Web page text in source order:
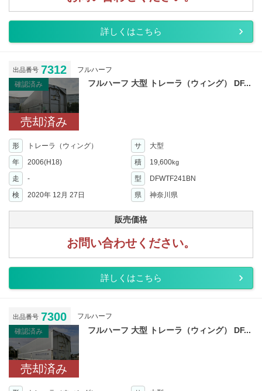
詳しくはこちら
出品番号 7312
フルハーフ
確認済み
売却済み
フルハーフ 大型 トレーラ（ウィング） DF...
形 トレーラ（ウィング） サ
大型
年
2006(H18) 積 19,600kg
走 - 型
DFWTF241BN
検
2020年 12月 27日 県 神奈川県
販売価格
お問い合わせください。
詳しくはこちら
出品番号 7300
フルハーフ
確認済み
売却済み
フルハーフ 大型 トレーラ（ウィング） DF...